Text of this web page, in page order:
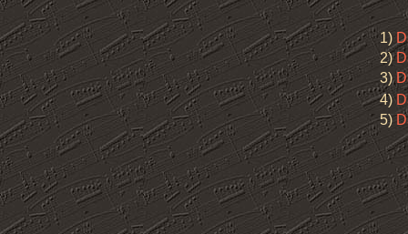
1)
2)
3)
4)
5)